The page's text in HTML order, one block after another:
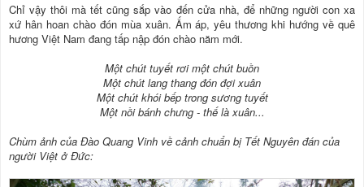
Chỉ vậy thôi mà tết cũng sắp vào đến cửa nhà, để những người con xa
xứ hân hoan chào đón mùa xuân. Ấm áp, yêu thương khi hướng về quê
hương Việt Nam đang tấp nập đón chào năm mới.
Một chút tuyết rơi một chút buồn
Một chút lang thang đón đợi xuân
Một chút khói bếp trong sương tuyết
Một nồi bánh chưng - thế là xuân...
Chùm ảnh của Đào Quang Vinh về cảnh chuẩn bị Tết Nguyên đán của
người Việt ở Đức: